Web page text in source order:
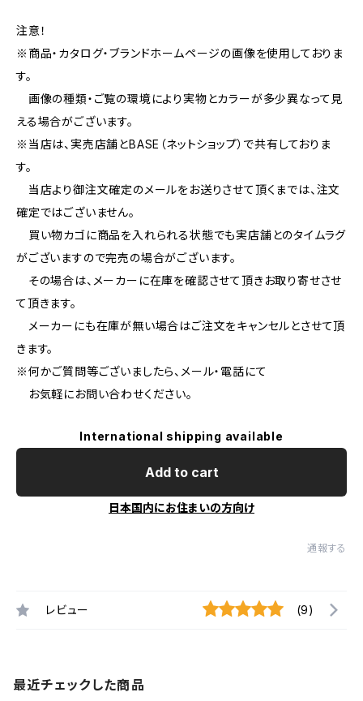
注意！
※商品・カタログ・ブランドホームページの画像を使用しておりま
す。
画像の種類・ご覧の環境により実物とカラーが多少異なって見
える場合がございます。
※当店は、実売店舗とBASE（ネットショップ）で共有しておりま
す。
当店より御注文確定のメールをお送りさせて頂くまでは、注文
確定ではございません。
買い物カゴに商品を入れられる状態でも実店舗とのタイムラグ
がございますので完売の場合がございます。
その場合は、メーカーに在庫を確認させて頂きお取り寄せさせ
て頂きます。
メーカーにも在庫が無い場合はご注文をキャンセルとさせて頂
きます。
※何かご質問等ございましたら、メール・電話にて
お気軽にお問い合わせください。
International shipping available
Add to cart
日本国内にお住まいの方向け
通報する
レビュー (9)
最近チェックした商品